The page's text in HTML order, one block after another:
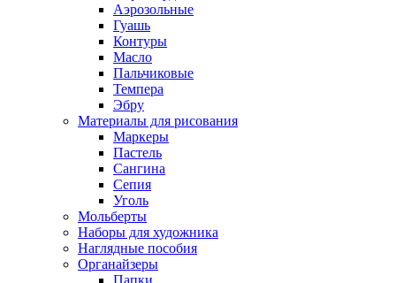
Аэрозольные
Гуашь
Контуры
Масло
Пальчиковые
Темпера
Эбру
Материалы для рисования
Маркеры
Пастель
Сангина
Сепия
Уголь
Мольберты
Наборы для художника
Наглядные пособия
Органайзеры
Папки